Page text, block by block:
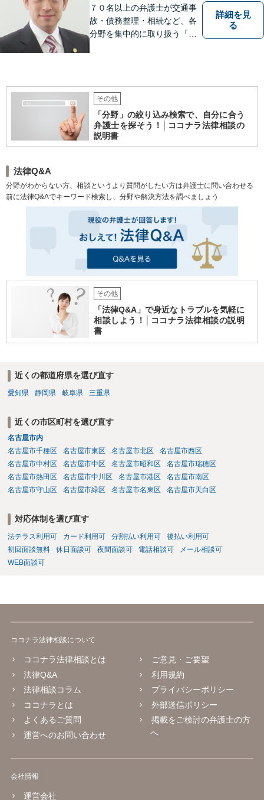
７０名以上の弁護士が交通事
故・債務整理・相続など、各
分野を集中的に取り扱う「分
できるよう努めております。
詳細を見
る
その他
「分野」の絞り込み検索で、自分に合う
弁護士を探そう！│ココナラ法律相談の
説明書
法律Q&A
分野がわからない方、相談というより質問がしたい方は弁護士に問い合わせる
前に法律Q&Aでキーワード検索し、分野や解決方法を調べましょう
その他
「法律Q&A」で身近なトラブルを気軽に
相談しよう！│ココナラ法律相談の説明
書
近くの都道府県を選び直す
愛知県 静岡県 岐阜県 三重県
近くの市区町村を選び直す
名古屋市内
名古屋市千種区
名古屋市東区 名古屋市北区
名古屋市西区
名古屋市中村区
名古屋市中区 名古屋市昭和区
名古屋市瑞穂区
名古屋市熱田区
名古屋市中川区 名古屋市港区
名古屋市南区
名古屋市守山区
名古屋市緑区 名古屋市名東区 名古屋市天白区
対応体制を選び直す
法テラス利用可 カード利用可 分割払い利用可
後払い利用可
初回面談無料
休日面談可 夜間面談可 電話相談可
メール相談可
WEB面談可
ココナラ法律相談について
ココナラ法律相談とは
法律Q&A
法律相談コラム
ココナラとは
よくあるご質問
運営へのお問い合わせ
ご意見・ご要望
利用規約
プライバシーポリシー
外部送信ポリシー
掲載をご検討の弁護士の方
へ
会社情報
運営会社